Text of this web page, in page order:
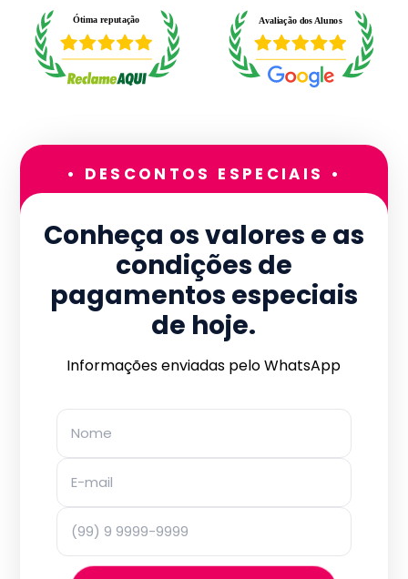
• DESCONTOS ESPECIAIS •
Conheça os valores e as
condições de
pagamentos especiais
de hoje.
Informações enviadas pelo WhatsApp